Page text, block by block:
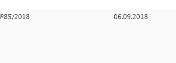
2018 06.09.2018